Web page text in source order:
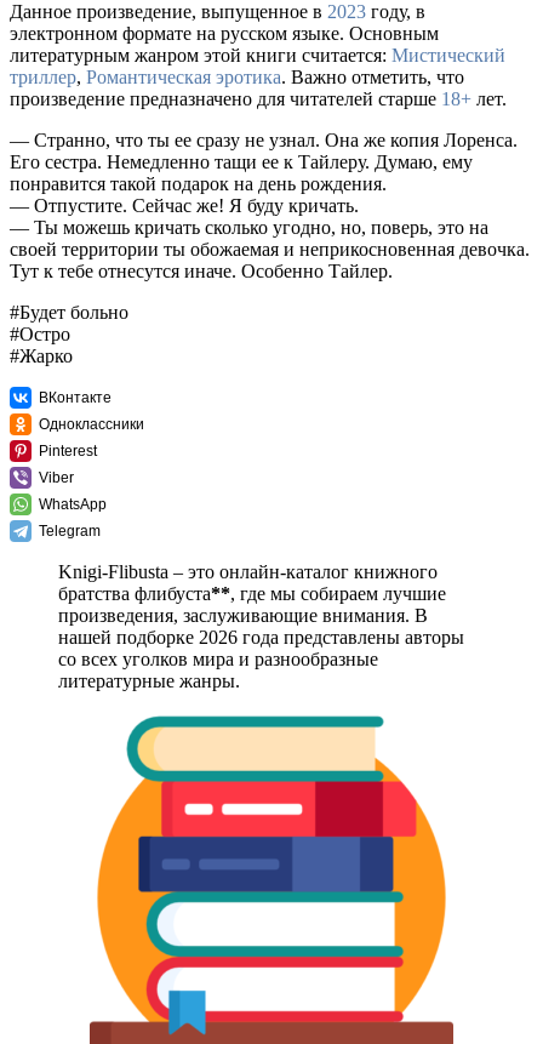
Данное произведение, выпущенное в 2023 году, в
электронном формате на русском языке. Основным
литературным жанром этой книги считается: Мистический
триллер, Романтическая эротика. Важно отметить, что
произведение предназначено для читателей старше 18+ лет.
— Странно, что ты ее сразу не узнал. Она же копия Лоренса.
Его сестра. Немедленно тащи ее к Тайлеру. Думаю, ему
понравится такой подарок на день рождения.
— Отпустите. Сейчас же! Я буду кричать.
— Ты можешь кричать сколько угодно, но, поверь, это на
своей территории ты обожаемая и неприкосновенная девочка.
Тут к тебе отнесутся иначе. Особенно Тайлер.
#Будет больно
#Остро
#Жарко
ВКонтакте
Одноклассники
Pinterest
Viber
WhatsApp
Telegram
Knigi-Flibusta – это онлайн-каталог книжного
братства флибуста**, где мы собираем лучшие
произведения, заслуживающие внимания. В
нашей подборке 2026 года представлены авторы
со всех уголков мира и разнообразные
литературные жанры.